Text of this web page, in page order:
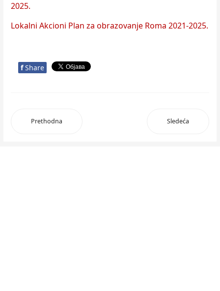
2025.
Lokalni Akcioni Plan za obrazovanje Roma 2021-2025.
f Share
Prethodna Sledeća